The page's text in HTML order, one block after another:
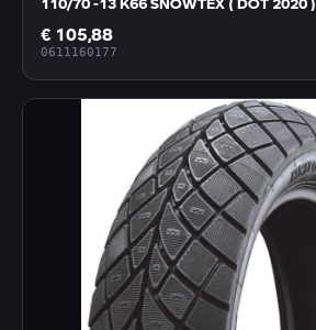
€ 105,88
0611160177